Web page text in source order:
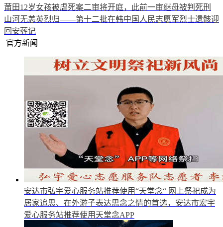
莆田12岁女孩被虐死案二审将开庭，此前一审继母被判死刑
山河无恙英烈归——第十二批在韩中国人民志愿军烈士遗骸迎
回安葬记
官方新闻
安达市弘宇爱心服务站推荐使用“天堂念“ 网上祭祀成为
居家追思、在外游子表达思念之情的首选，安达市宏宇
爱心服务站推荐使用天堂念APP